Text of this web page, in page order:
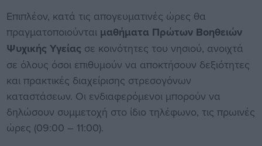
Επιπλέον, κατά τις απογευματινές ώρες θα
πραγματοποιούνται μαθήματα Πρώτων Βοηθειών
Ψυχικής Υγείας σε κοινότητες του νησιού, ανοιχτά
σε όλους όσοι επιθυμούν να αποκτήσουν δεξιότητες
και πρακτικές διαχείρισης στρεσογόνων
καταστάσεων. Οι ενδιαφερόμενοι μπορούν να
δηλώσουν συμμετοχή στο ίδιο τηλέφωνο, τις πρωινές
ώρες (09:00 – 11:00).